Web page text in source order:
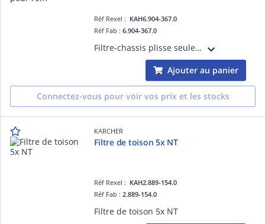
Réf Rexel : KAH6.904-367.0
Réf Fab :6.904-367.0
Filtre-chassis plisse seulement pour rem
Ajouter au panier
Connectez-vous pour voir vos prix et les stocks
KARCHER
Filtre de toison 5x NT
Réf Rexel : KAH2.889-154.0
Réf Fab :2.889-154.0
Filtre de toison 5x NT